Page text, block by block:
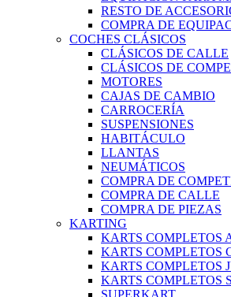
RESTO DE
COMPRA DE
COCHES CLÁSICOS
CLÁSICOS DE CALLE
CLÁSICOS DE
MOTORES
CAJAS DE CAMBIO
CARROCERÍA
SUSPENSIONES
HABITÁCULO
LLANTAS
NEUMÁTICOS
COMPRA DE
COMPRA DE CALLE
COMPRA DE PIEZAS
KARTING
KARTS COMPLETOS
KARTS COMPLETOS
KARTS COMPLETOS
KARTS COMPLETOS
SUPERKART